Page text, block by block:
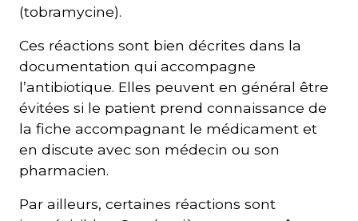
(tobramycine).
Ces réactions sont bien décrites dans la
documentation qui accompagne
l’antibiotique. Elles peuvent en général être
évitées si le patient prend connaissance de
la fiche accompagnant le médicament et
en discute avec son médecin ou son
pharmacien.
Par ailleurs, certaines réactions sont